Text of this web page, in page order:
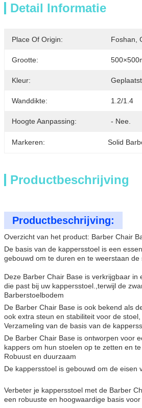
Detail Informatie
Place Of Origin: Foshan,
Grootte:
Kleur:
Wanddikte: 1.2/1.4
Hoogte Aanpassing: - Nee.
Markeren: Solid
Productbeschrijving
Productbeschrijving:
Overzicht van het product: Barber Chair
De basis van de kappersstoel is een
gebouwd om te duren en te weerstaan
Deze Barber Chair Base is verkrijgbaar
die past bij uw kappersstoel.,terwijl de
Barberstoelbodem
De Barber Chair Base is ook bekend als
ook extra steun en stabiliteit voor de
Verzameling van de basis van de
De Barber Chair Base is ontworpen voor
kappers om hun stoelen op te zetten en te
Robuust en duurzaam
De kappersstoel is gebouwd om de eisen
Verbeter je kappersstoel met de Barber
een robuuste en hoogwaardige basis voor